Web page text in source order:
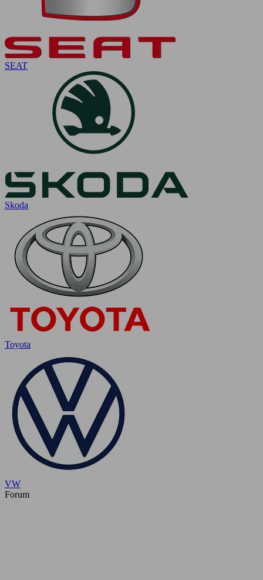
SEAT
Skoda
Toyota
VW
Forum